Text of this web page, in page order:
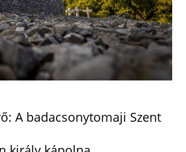
A badacsonytomaji Szent